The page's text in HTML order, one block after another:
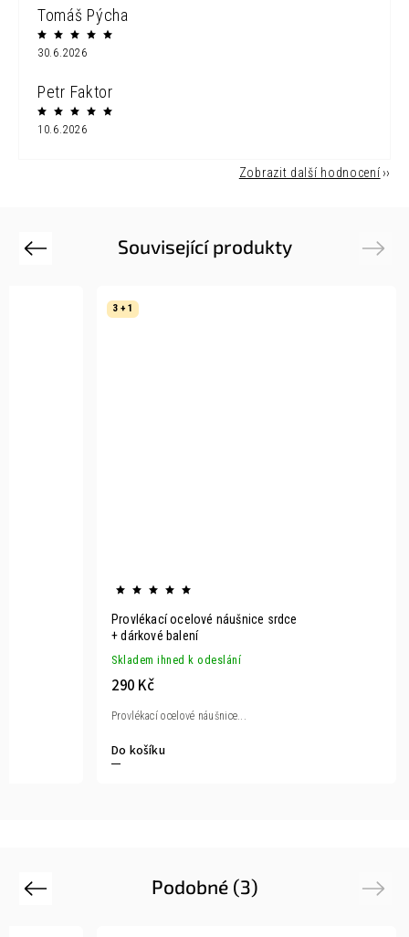
Tomáš Pýcha
30.6.2026
Petr Faktor
10.6.2026
Zobrazit další hodnocení
Související produkty
Previous
3 + 1
Provlékací ocelové náušnice srdce
+ dárkové balení
Skladem ihned k odeslání
290 Kč
Do košíku
Provlékací ocelové náušnice...
Next
Podobné (3)
Previous Next